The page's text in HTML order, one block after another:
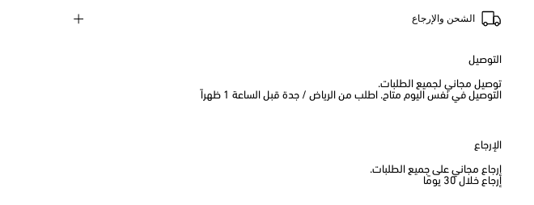
الشحن والإرجاع
التوصيل
توصيل مجاني لجميع الطلبات.
التوصيل في نفس اليوم متاح. اطلب من الرياض / جدة قبل الساعة 1 ظهراً
الإرجاع
إرجاع مجاني على جميع الطلبات.
إرجاع خلال 30 يومًا